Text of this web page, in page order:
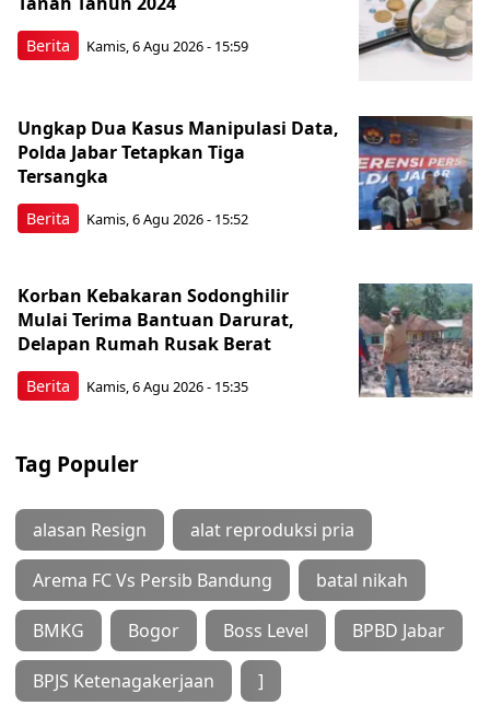
Berita Kamis, 6 Agu 2026 - 15:59
Berita
Ungkap Dua Kasus Manipulasi Data,
Polda Jabar Tetapkan Tiga
Tersangka
Kamis, 6 Agu 2026 - 15:52
Berita
Korban Kebakaran Sodonghilir
Mulai Terima Bantuan Darurat,
Delapan Rumah Rusak Berat
Kamis, 6 Agu 2026 - 15:35
Tag Populer
alasan Resign alat reproduksi pria
Arema FC Vs Persib Bandung batal nikah
BMKG Bogor Boss Level BPBD Jabar
BPJS Ketenagakerjaan ]